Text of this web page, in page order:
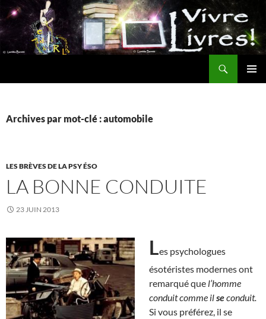
Aller
au
contenu
Archives par mot-clé : automobile
LES BRÈVES DE LA PSY ÉSO
LA BONNE CONDUITE
23 JUIN 2013
Les psychologues
ésotéristes modernes ont
remarqué que l’homme
conduit comme ilseconduit.
Si vous préférez, il se